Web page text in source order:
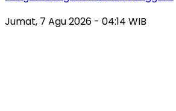
Jumat, 7 Agu 2026 - 04:14 WIB